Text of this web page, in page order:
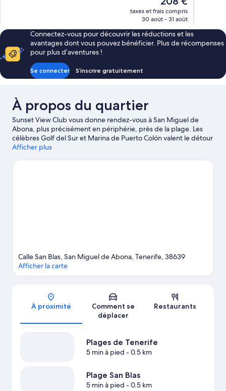
nouveau
prix
de
208 €
taxes et frais compris
30 août - 31 août
Connectez-vous pour découvrir les réductions et les
avantages dont vous pouvez bénéficier. Plus de récompenses
pour plus d’aventures !
Se connecter S’inscrire gratuitement
À propos du quartier
Sunset View Club vous donne rendez-vous à San Miguel de
Abona, plus précisément en périphérie, près de la plage. Les
célèbres Golf del Sur et Marina de Puerto Colón valent le détour
si un minimum d'action est à l'ordre du jour. L'aventure, très peu
naturelle des lieux ? Partez à la découverte des non moins
Afficher plus d’appart’hôtels à San Miguel de Abona
Afficher plus
Carte
Calle San Blas, San Miguel de Abona, Tenerife, 38639
Afficher la carte
À proximité
Comment se
déplacer
Restaurants
Plages de Tenerife
5 min à pied - 0.5 km
Plage San Blas
5 min à pied - 0.5 km